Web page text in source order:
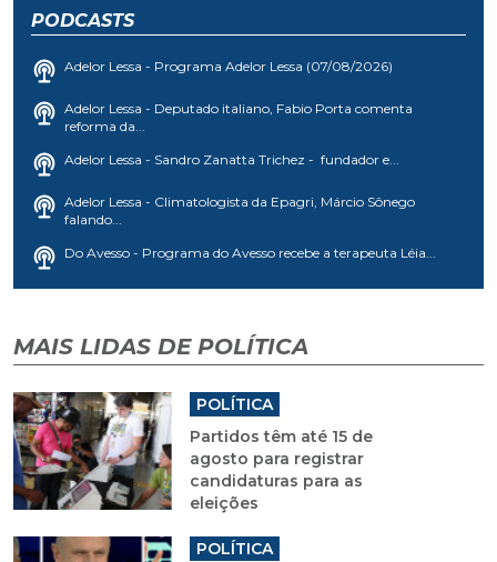
PODCASTS
Adelor Lessa - Programa Adelor Lessa (07/08/2026)
Adelor Lessa - Deputado italiano, Fabio Porta comenta
reforma da...
Adelor Lessa - Sandro Zanatta Trichez - fundador e...
Adelor Lessa - Climatologista da Epagri, Márcio Sônego
falando...
Do Avesso - Programa do Avesso recebe a terapeuta Léia...
MAIS LIDAS DE POLÍTICA
POLÍTICA
Partidos têm até 15 de
agosto para registrar
candidaturas para as
eleições
POLÍTICA